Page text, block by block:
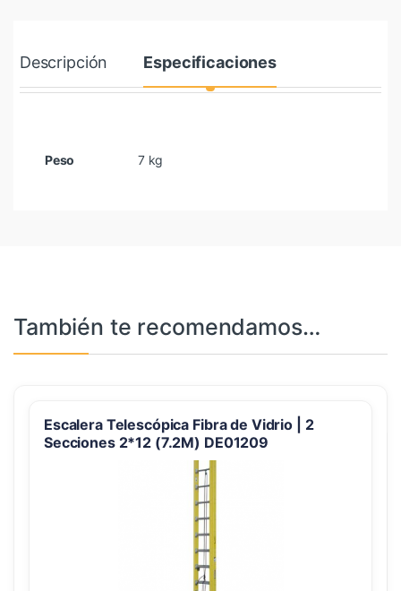
Descripción Especificaciones
Peso 7 kg
También te recomendamos…
Escalera Telescópica Fibra de Vidrio | 2
Secciones 2*12 (7.2M) DE01209